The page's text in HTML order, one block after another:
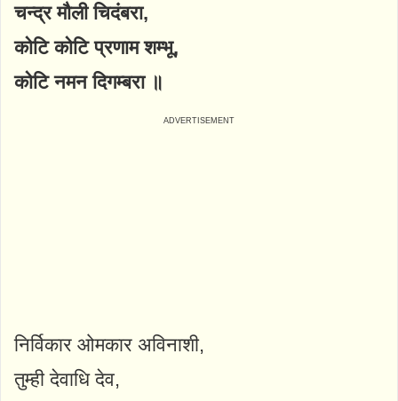
चन्द्र मौली चिदंबरा,
कोटि कोटि प्रणाम शम्भू,
कोटि नमन दिगम्बरा ॥
निर्विकार ओमकार अविनाशी,
तुम्ही देवाधि देव,